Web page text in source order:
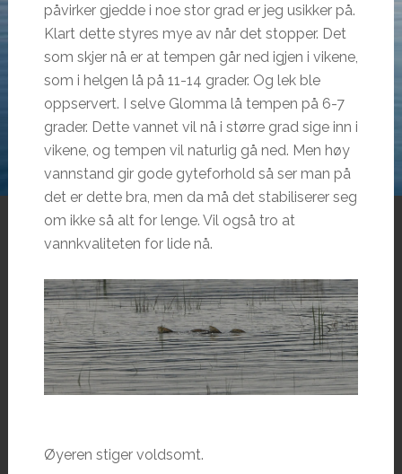
påvirker gjedde i noe stor grad er jeg usikker på.
Klart dette styres mye av når det stopper. Det
som skjer nå er at tempen går ned igjen i vikene,
som i helgen lå på 11-14 grader. Og lek ble
oppservert. I selve Glomma lå tempen på 6-7
grader. Dette vannet vil nå i større grad sige inn i
vikene, og tempen vil naturlig gå ned. Men høy
vannstand gir gode gyteforhold så ser man på
det er dette bra, men da må det stabiliserer seg
om ikke så alt for lenge. Vil også tro at
vannkvaliteten for lide nå.
Øyeren stiger voldsomt.